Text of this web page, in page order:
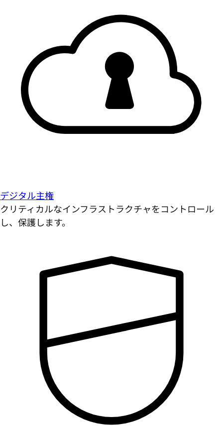
デジタル主権
クリティカルなインフラストラクチャをコントロール
し、保護します。